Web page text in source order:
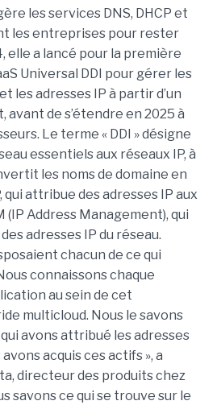
les services DNS, DHCP et
les entreprises pour rester
elle a lancé pour la première
Universal DDI pour gérer les
les adresses IP à partir d’un
avant de s’étendre en 2025 à
Le terme « DDI » désigne
essentiels aux réseaux IP, à
les noms de domaine en
qui attribue des adresses IP aux
(IP Address Management), qui
adresses IP du réseau.
chacun de ce qui
connaissons chaque
au sein de cet
multicloud. Nous le savons
avons attribué les adresses
avons acquis ces actifs », a
directeur des produits chez
savons ce qui se trouve sur le